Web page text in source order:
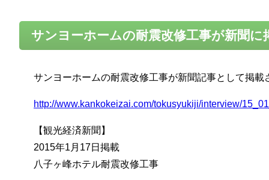
サンヨーホームの耐震改修工事が新聞に
サンヨーホームの耐震改修工事が新聞記事として掲載
http://www.kankokeizai.com/tokusyukiji/interview/
【観光経済新聞】
2015年1月17日掲載
八子ヶ峰ホテル耐震改修工事